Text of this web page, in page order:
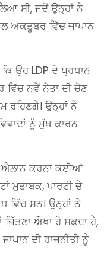
ਸੀ, ਜਦੋਂ ਉਨ੍ਹਾਂ ਨੇ
ਅਕਤੂਬਰ ਵਿੱਚ ਜਾਪਾਨ
ਉਹ LDP ਦੇ ਪ੍ਰਧਾਨ
ਵਿੱਚ ਨਵੇਂ ਨੇਤਾ ਦੀ ਚੋਣ
ਰਹਿਣਗੇ। ਉਨ੍ਹਾਂ ਨੇ
ਨੂੰ ਮੁੱਖ ਕਾਰਨ
ਐਲਾਨ ਕਰਨਾ ਕਈਆਂ
ਮੁਤਾਬਕ, ਪਾਰਟੀ ਦੇ
ਵਿੱਚ ਸਨ। ਉਨ੍ਹਾਂ ਨੇ
ਜਿੱਤਣਾ ਔਖਾ ਹੋ ਸਕਦਾ ਹੈ,
ਦੀ ਰਾਜਨੀਤੀ ਨੂੰ